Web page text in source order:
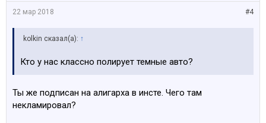
#4
22 мар 2018
kolkin сказал(а): ↑
Кто у нас классно полирует темные авто?
Ты же подписан на алигарха в инсте. Чего там
некламировал?